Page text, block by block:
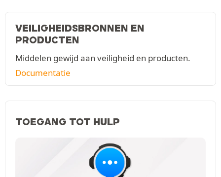
VEILIGHEIDSBRONNEN EN
PRODUCTEN
Middelen gewijd aan veiligheid en producten.
Documentatie
TOEGANG TOT HULP